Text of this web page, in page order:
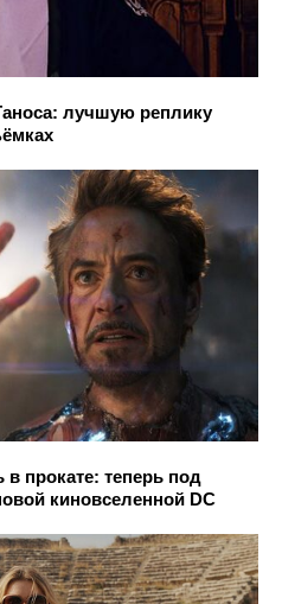
лучшую реплику
прокате: теперь под
киновселенной DC